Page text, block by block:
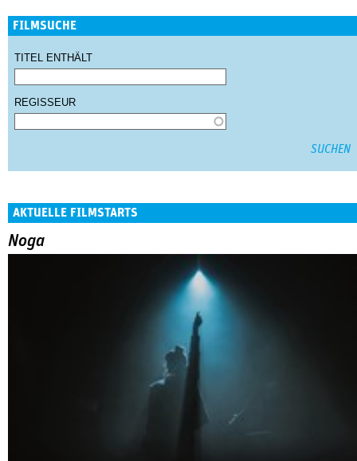
FILMSUCHE
TITEL ENTHÄLT
REGISSEUR
AKTUELLE FILMSTARTS
Noga